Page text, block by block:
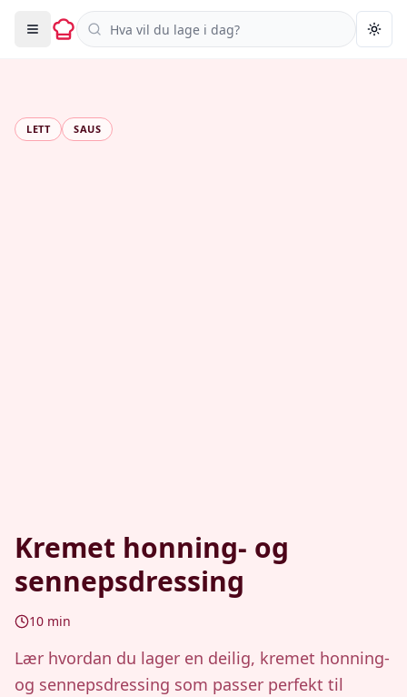
Søk i oppskrifter
LETT SAUS
Kremet honning- og
sennepsdressing
10 min
Lær hvordan du lager en deilig, kremet honning-
og sennepsdressing som passer perfekt til